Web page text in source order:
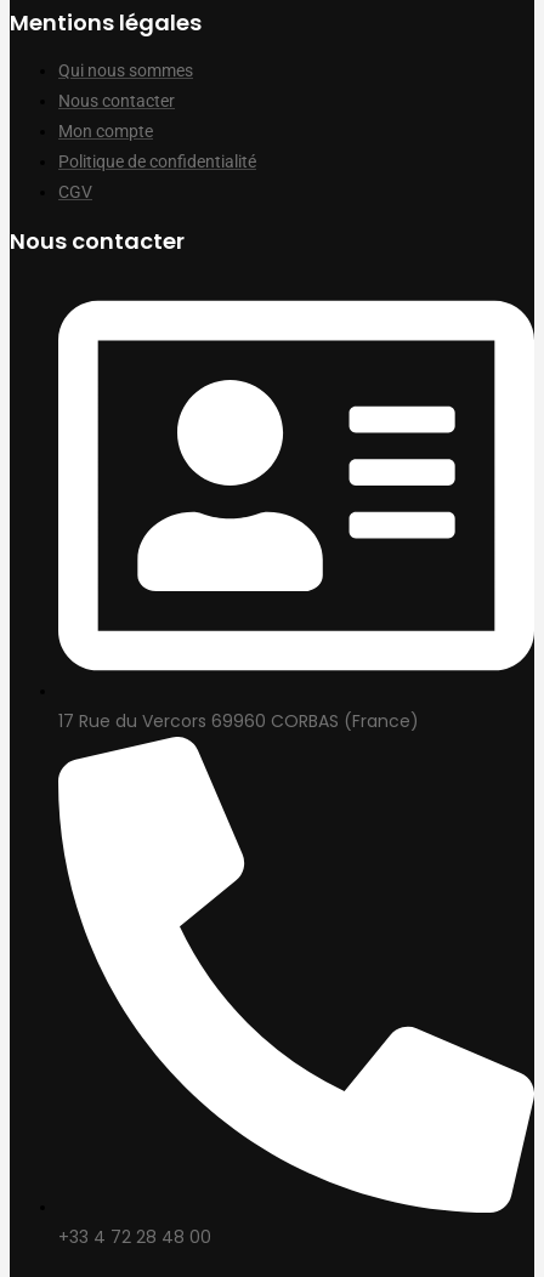
Mentions légales
Qui nous sommes
Nous contacter
Mon compte
Politique de confidentialité
CGV
Nous contacter
17 Rue du Vercors 69960 CORBAS (France)
+33 4 72 28 48 00